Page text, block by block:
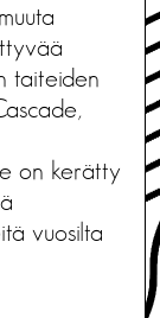
taiteiden
on kerätty
vuosilta